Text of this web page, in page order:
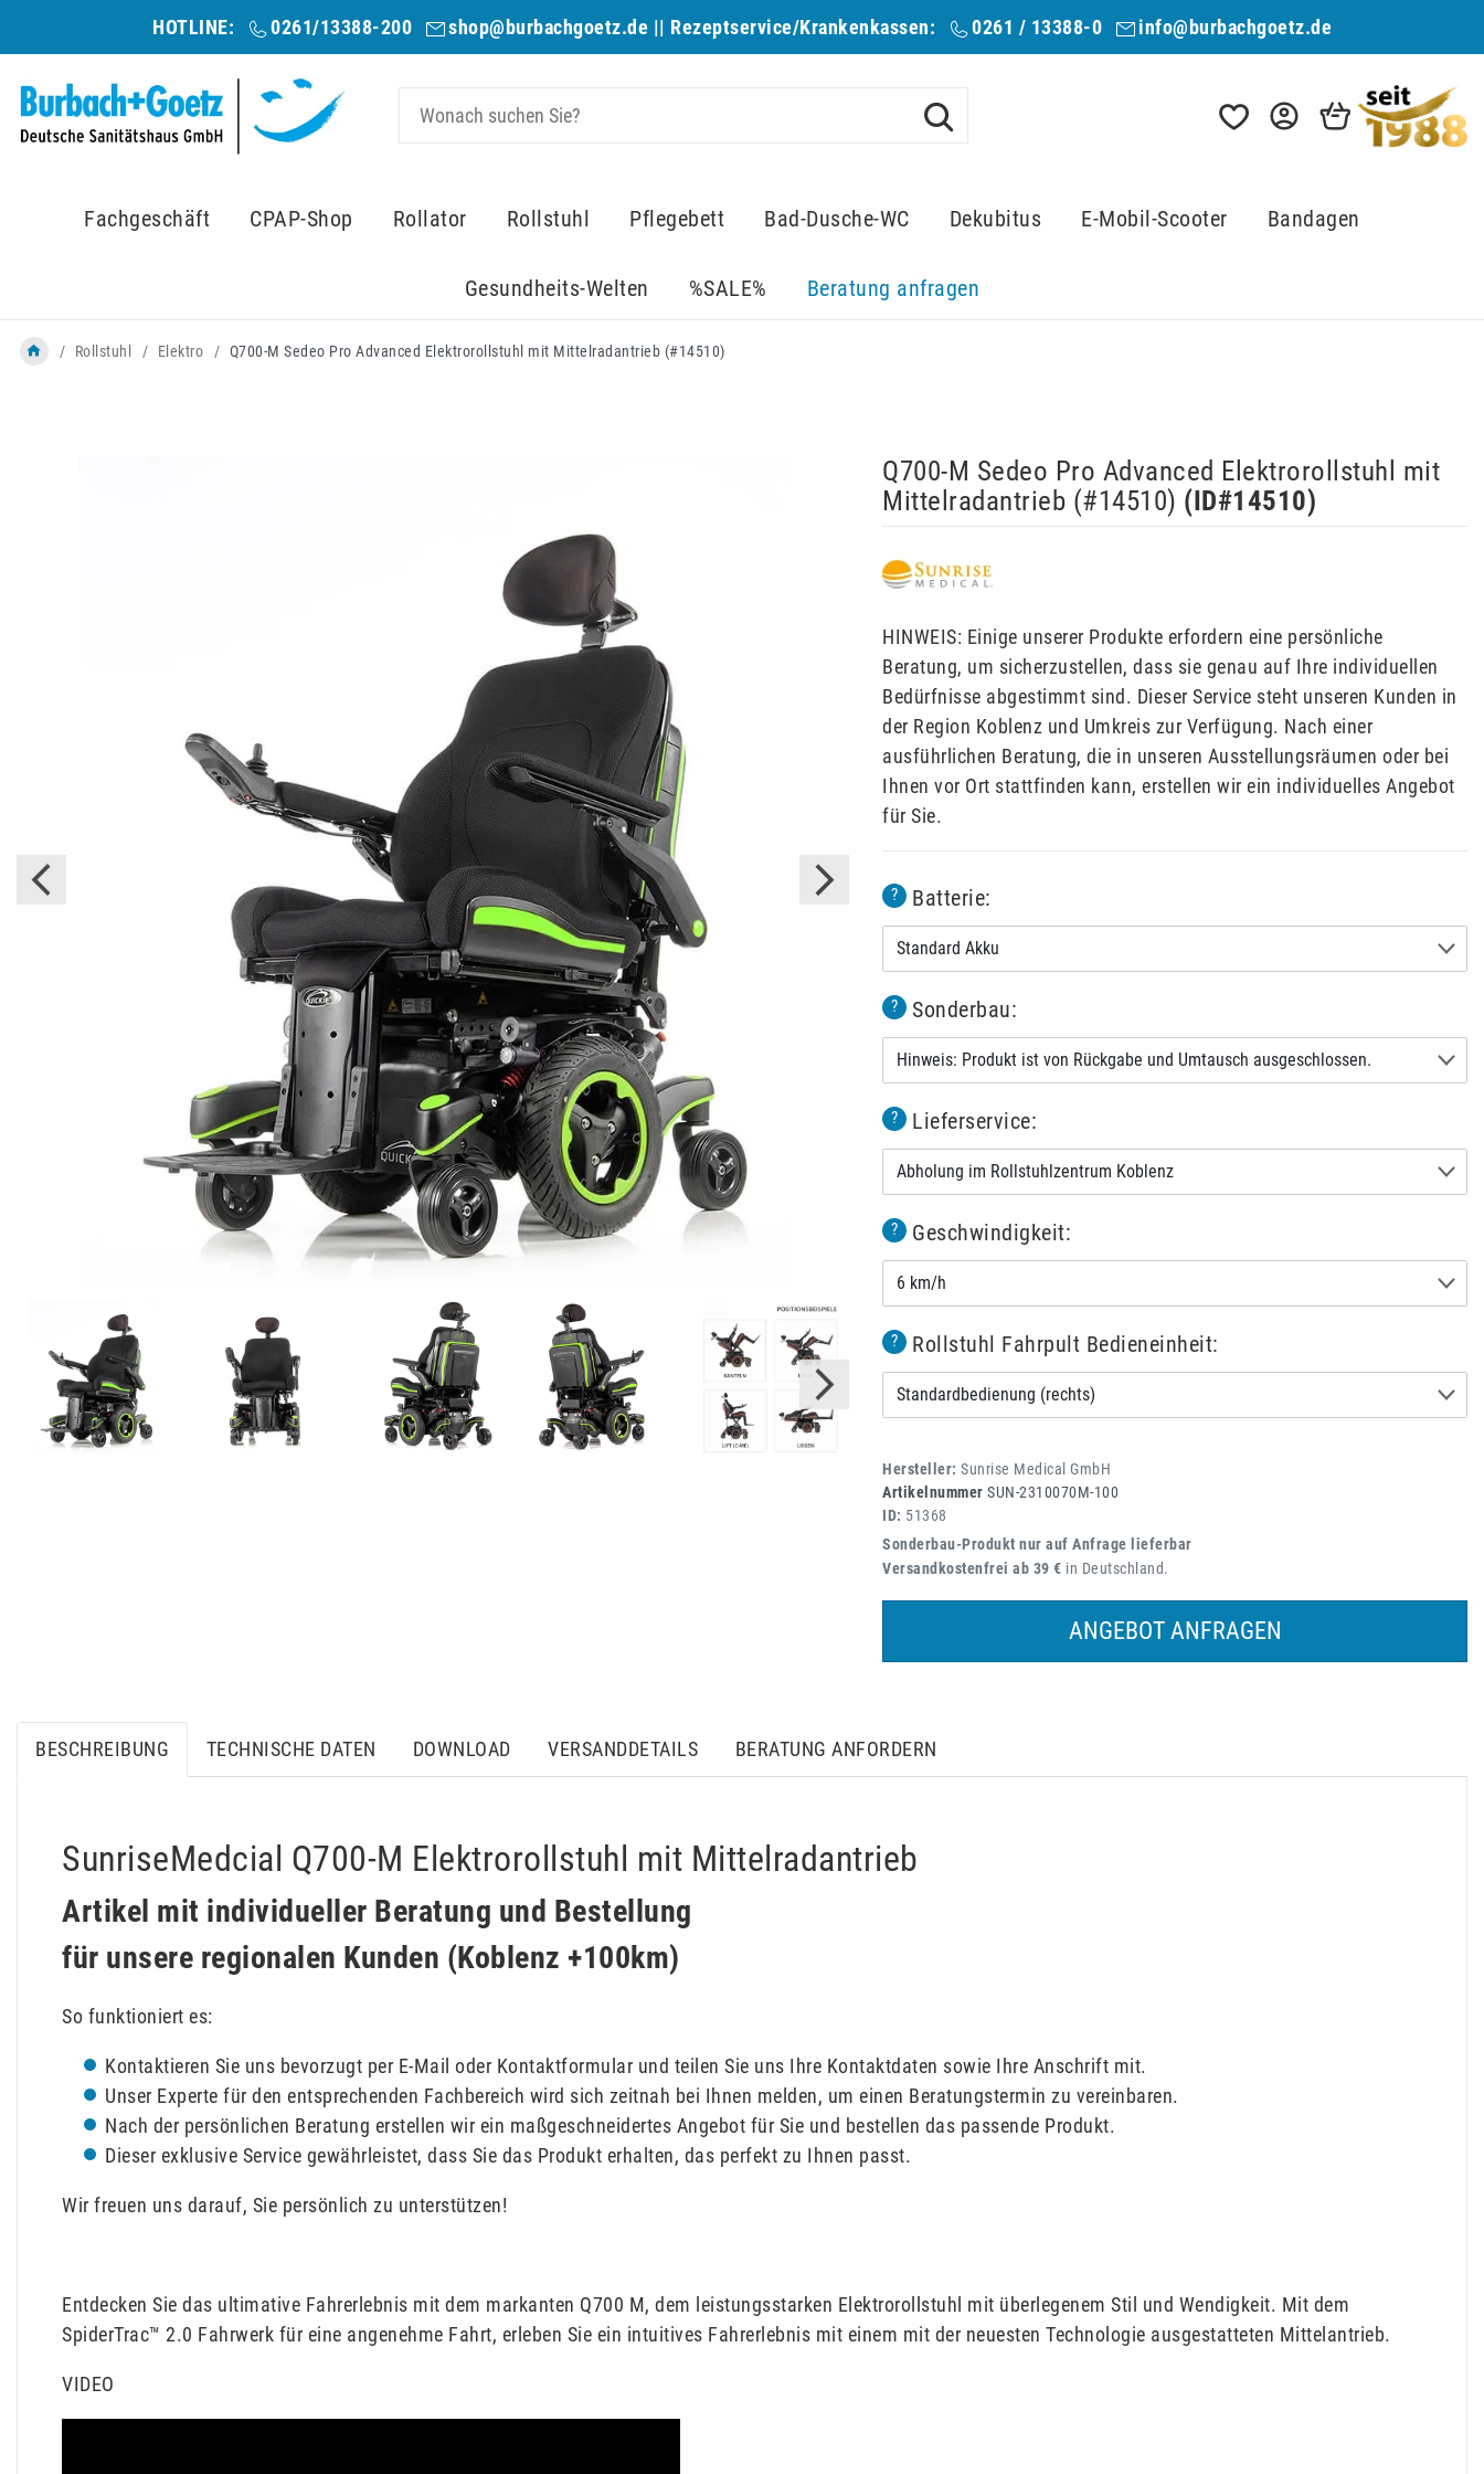
HOTLINE: 0261/13388-200 shop@burbachgoetz.de || Rezeptservice/Krankenkassen: 0261 / 13388-0 info@burbachgoetz.de
Fachgeschäft CPAP-Shop Rollator Rollstuhl Pflegebett Bad-Dusche-WC Dekubitus E-Mobil-Scooter Bandagen
Gesundheits-Welten %SALE% Beratung anfragen
Rollstuhl Elektro Q700-M Sedeo Pro Advanced Elektrorollstuhl mit Mittelradantrieb (#14510)
Q700-M Sedeo Pro Advanced Elektrorollstuhl mit
Mittelradantrieb (#14510) (ID#14510)
HINWEIS: Einige unserer Produkte erfordern eine persönliche
Beratung, um sicherzustellen, dass sie genau auf Ihre individuellen
Bedürfnisse abgestimmt sind. Dieser Service steht unseren Kunden in
der Region Koblenz und Umkreis zur Verfügung. Nach einer
ausführlichen Beratung, die in unseren Ausstellungsräumen oder bei
Ihnen vor Ort stattfinden kann, erstellen wir ein individuelles Angebot
für Sie.
? Batterie:
Standard Akku
? Sonderbau:
Hinweis: Produkt ist von Rückgabe und Umtausch ausgeschlossen.
? Lieferservice:
Abholung im Rollstuhlzentrum Koblenz
? Geschwindigkeit:
6 km/h
? Rollstuhl Fahrpult Bedieneinheit:
Standardbedienung (rechts)
Hersteller: Sunrise Medical GmbH
Artikelnummer SUN-2310070M-100
ID: 51368
Sonderbau-Produkt nur auf Anfrage lieferbar
Versandkostenfrei ab 39 € in Deutschland.
ANGEBOT ANFRAGEN
BESCHREIBUNG TECHNISCHE DATEN DOWNLOAD VERSANDDETAILS BERATUNG ANFORDERN
SunriseMedcial Q700-M Elektrorollstuhl mit Mittelradantrieb
Artikel mit individueller Beratung und Bestellung
für unsere regionalen Kunden (Koblenz +100km)
So funktioniert es:
Kontaktieren Sie uns bevorzugt per E-Mail oder Kontaktformular und teilen Sie uns Ihre Kontaktdaten sowie Ihre Anschrift mit.
Unser Experte für den entsprechenden Fachbereich wird sich zeitnah bei Ihnen melden, um einen Beratungstermin zu vereinbaren.
Nach der persönlichen Beratung erstellen wir ein maßgeschneidertes Angebot für Sie und bestellen das passende Produkt.
Dieser exklusive Service gewährleistet, dass Sie das Produkt erhalten, das perfekt zu Ihnen passt.
Wir freuen uns darauf, Sie persönlich zu unterstützen!
Entdecken Sie das ultimative Fahrerlebnis mit dem markanten Q700 M, dem leistungsstarken Elektrorollstuhl mit überlegenem Stil und Wendigkeit. Mit dem
SpiderTrac™ 2.0 Fahrwerk für eine angenehme Fahrt, erleben Sie ein intuitives Fahrerlebnis mit einem mit der neuesten Technologie ausgestatteten Mittelantrieb.
VIDEO